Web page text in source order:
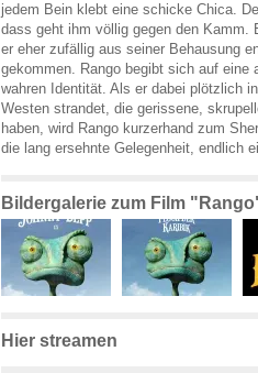
jedem Bein klebt eine schicke Chica.
dass geht ihm völlig gegen den Kamm.
er eher zufällig aus seiner Behausung
gekommen. Rango begibt sich auf eine
wahren Identität. Als er dabei plötzlich
Westen strandet, die gerissene,
haben, wird Rango kurzerhand zum
die lang ersehnte Gelegenheit, endlich
Bildergalerie zum Film
Hier streamen